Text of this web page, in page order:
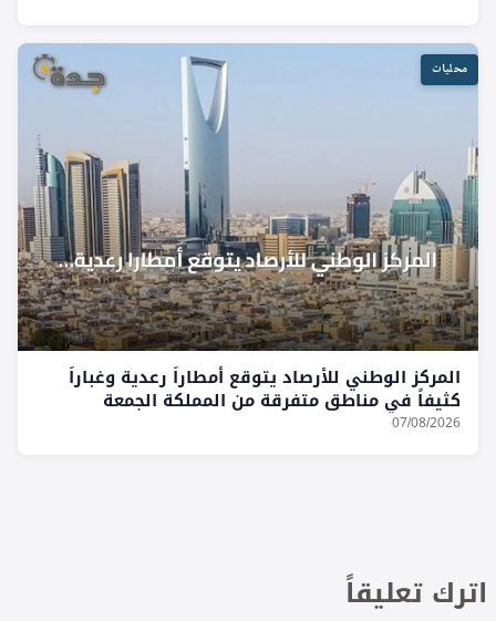
محليات
المركز الوطني للأرصاد يتوقع أمطاراً رعدية وغباراً
كثيفاً في مناطق متفرقة من المملكة الجمعة
07/08/2026
اترك تعليقاً